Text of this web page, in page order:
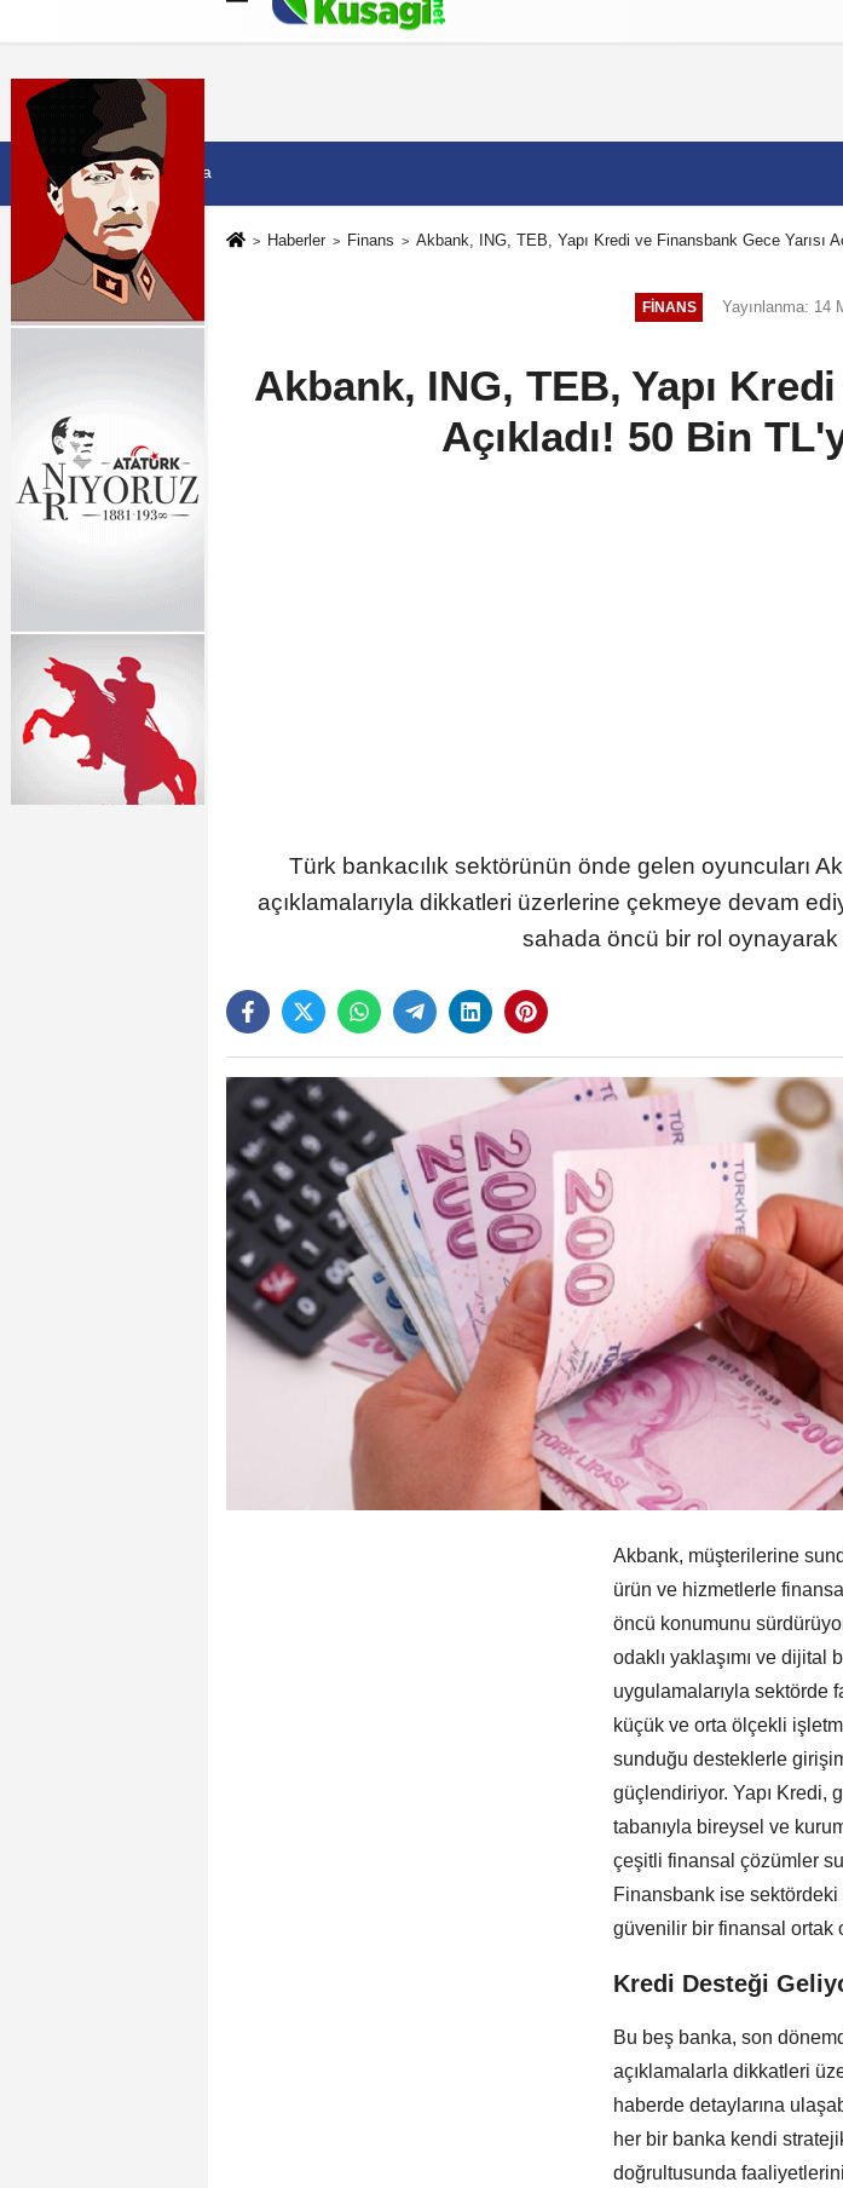
Künye İletişim Çerez Politikası
7 Ağustos 2026, Cuma
Haberler Finans Akbank, ING, TEB, Yapı Kredi ve Finansbank Gece Yarısı
FINANS Yayınlanma: 14
Akbank, ING, TEB, Yapı
Açıkladı! 50 Bin
Türk bankacılık sektörünün önde gelen oyuncuları
açıklamalarıyla dikkatleri üzerlerine çekmeye devam
sahada öncü bir rol
Akbank, müşterilerine
ürün ve hizmetlerle
öncü konumunu
odaklı yaklaşımı ve dijital
uygulamalarıyla sektörde
küçük ve orta ölçekli
sunduğu desteklerle
güçlendiriyor. Yapı Kredi,
tabanıyla bireysel ve
çeşitli finansal çözümler
Finansbank ise
güvenilir bir finansal ortak
Kredi Desteği
Bu beş banka, son
açıklamalarla dikkatleri
haberde detaylarına
her bir banka kendi
doğrultusunda